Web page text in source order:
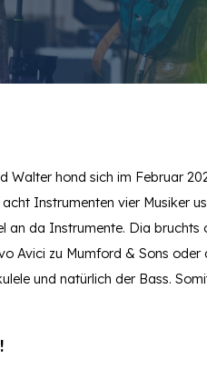
Walter hond sich im Februar
Instrumenten vier Musiker us
an da Instrumente. Dia bruchts
Avici zu Mumford & Sons oder
und natürlich derBass.